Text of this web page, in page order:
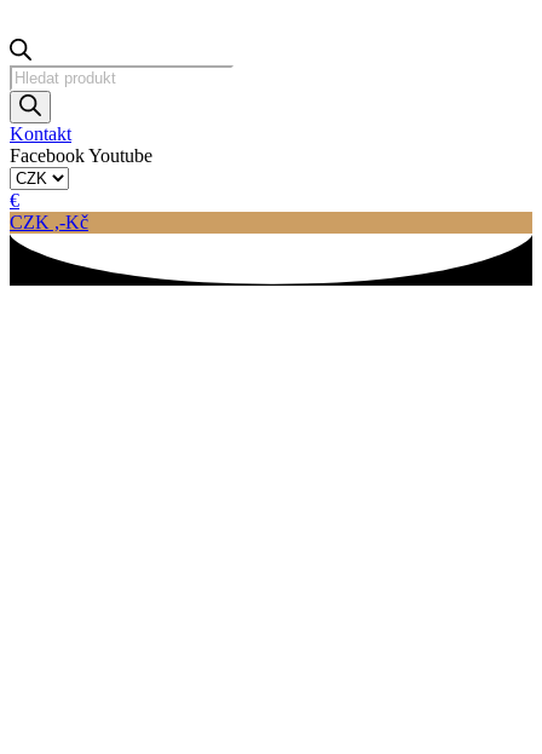
Products
search
Kontakt
FacebookYoutube
€
CZK ,-Kč